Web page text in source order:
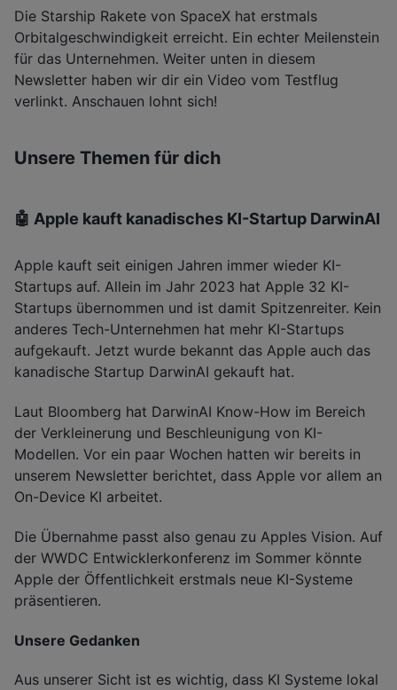
Die Starship Rakete von SpaceX hat erstmals
Orbitalgeschwindigkeit erreicht. Ein echter Meilenstein
für das Unternehmen. Weiter unten in diesem
Newsletter haben wir dir ein Video vom Testflug
verlinkt. Anschauen lohnt sich!
Unsere Themen für dich
🤖 Apple kauft kanadisches KI-Startup DarwinAI
Apple kauft seit einigen Jahren immer wieder KI-
Startups auf. Allein im Jahr 2023 hat Apple 32 KI-
Startups übernommen und ist damit Spitzenreiter. Kein
anderes Tech-Unternehmen hat mehr KI-Startups
aufgekauft. Jetzt wurde bekannt das Apple auch das
kanadische Startup DarwinAI gekauft hat.
Laut Bloomberg hat DarwinAI Know-How im Bereich
der Verkleinerung und Beschleunigung von KI-
Modellen. Vor ein paar Wochen hatten wir bereits in
unserem Newsletter berichtet, dass Apple vor allem an
On-Device KI arbeitet.
Die Übernahme passt also genau zu Apples Vision. Auf
der WWDC Entwicklerkonferenz im Sommer könnte
Apple der Öffentlichkeit erstmals neue KI-Systeme
präsentieren.
Unsere Gedanken
Aus unserer Sicht ist es wichtig, dass KI Systeme lokal